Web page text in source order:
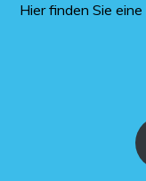
Hier finden Sie eine